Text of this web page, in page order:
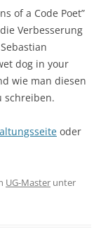
of a Code Poet”
Verbesserung
dog in your
wie man diesen
schreiben.
oder
UG-Master unter